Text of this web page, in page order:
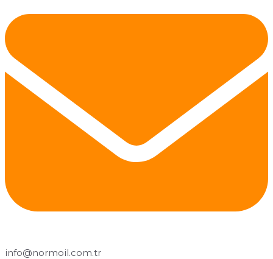
info@normoil.com.tr